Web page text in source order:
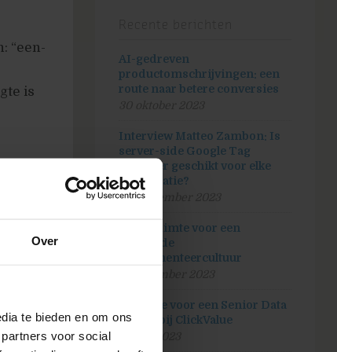
Over
te bieden en om ons
voor social
“een-
is
AI-gedreven
productomschrijvingen: een
route naar betere conversies
Interview Matteo Zambon: Is
server-side Google Tag
Manager geschikt voor elke
organisatie?
26 september 2023
Maak ruimte voor een
bloeiende
experimenteercultuur
Vacature voor een Senior Data
analist bij ClickValue